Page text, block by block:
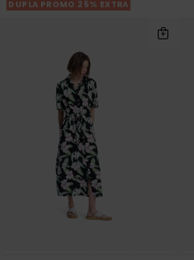
DUPLA PROMO 25% EXTRA